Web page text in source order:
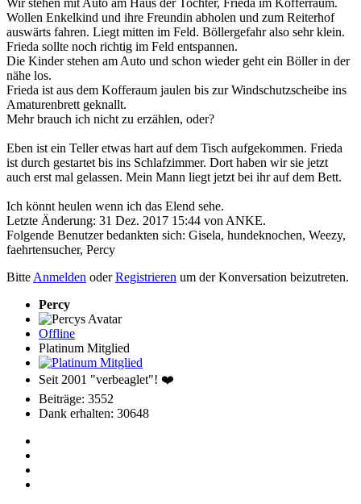
Wir stehen mit Auto am Haus der Tochter, Frieda im Kofferraum.
Wollen Enkelkind und ihre Freundin abholen und zum Reiterhof
auswärts fahren. Liegt mitten im Feld. Böllergefahr also sehr klein.
Frieda sollte noch richtig im Feld entspannen.
Die Kinder stehen am Auto und schon wieder geht ein Böller in der
nähe los.
Frieda ist aus dem Kofferaum jaulen bis zur Windschutzscheibe ins
Amaturenbrett geknallt.
Mehr brauch ich nicht zu erzählen, oder?
Eben ist ein Teller etwas hart auf dem Tisch aufgekommen. Frieda
ist durch gestartet bis ins Schlafzimmer. Dort haben wir sie jetzt
auch erst mal gelassen. Mein Mann liegt jetzt bei ihr auf dem Bett.
Ich könnt heulen wenn ich das Elend sehe.
Letzte Änderung: 31 Dez. 2017 15:44 von ANKE.
Folgende Benutzer bedankten sich: Gisela, hundeknochen, Weezy,
faehrtensucher, Percy
Bitte Anmelden oderRegistrieren um der Konversation beizutreten.
Percy
Offline
Platinum Mitglied
Seit 2001 "verbeaglet"! ❤️
Beiträge: 3552
Dank erhalten: 30648